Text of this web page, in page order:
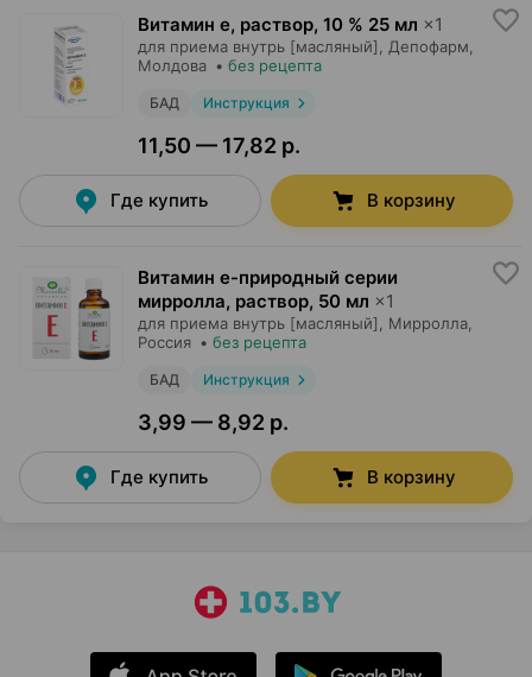
Витамин е, раствор, 10 % 25 мл ×1
для приема внутрь [масляный], Депофарм,
Молдова • без рецепта
БАД Инструкция
11,50 — 17,82 р.
Где купить В корзину
Витамин е-природный серии
мирролла, раствор, 50 мл ×1
для приема внутрь [масляный], Мирролла,
Россия • без рецепта
БАД Инструкция
3,99 — 8,92 р.
Где купить В корзину